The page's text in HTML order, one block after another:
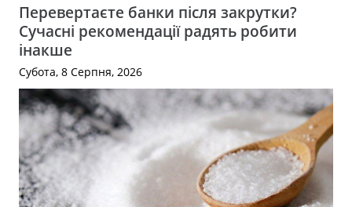
Перевертаєте банки після закрутки?
Сучасні рекомендації радять робити
інакше
Субота, 8 Серпня, 2026